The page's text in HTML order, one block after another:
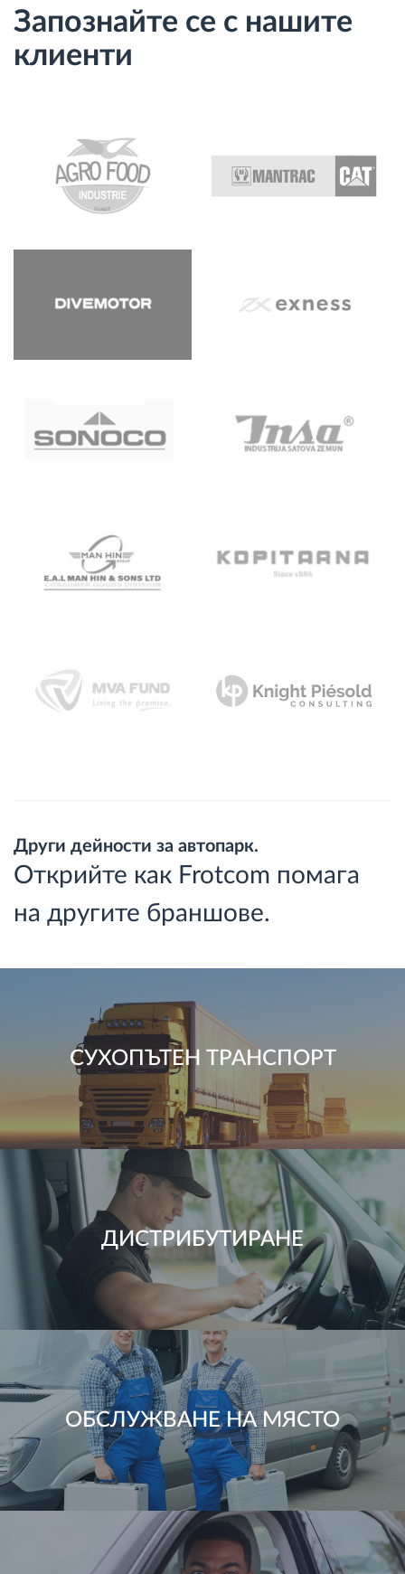
Запознайте се с нашите
клиенти
Други дейности за автопарк.
Открийте как Frotcom помага
на другите браншове.
СУХОПЪТЕН ТРАНСПОРТ
ДИСТРИБУТИРАНЕ
ОБСЛУЖВАНЕ НА МЯСТО